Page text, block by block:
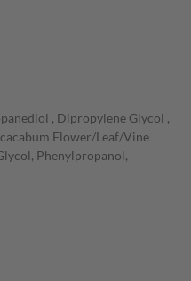
, Dipropylene Glycol ,
Flower/Leaf/Vine
Phenylpropanol,